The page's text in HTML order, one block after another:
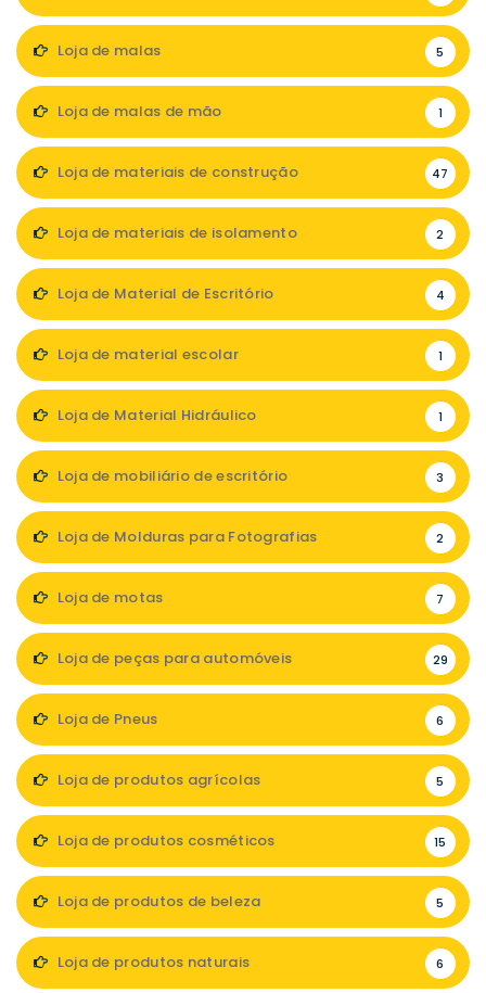
Loja de malas 5
Loja de malas de mão 1
Loja de materiais de construção 47
Loja de materiais de isolamento 2
Loja de Material de Escritório 4
Loja de material escolar 1
Loja de Material Hidráulico 1
Loja de mobiliário de escritório 3
Loja de Molduras para Fotografias 2
Loja de motas 7
Loja de peças para automóveis 29
Loja de Pneus 6
Loja de produtos agrícolas 5
Loja de produtos cosméticos 15
Loja de produtos de beleza 5
Loja de produtos naturais 6